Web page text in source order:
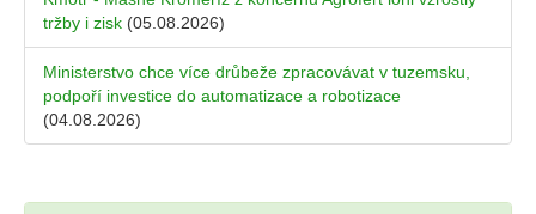
tržby i zisk (05.08.2026)
Ministerstvo chce více drůbeže zpracovávat v tuzemsku,
podpoří investice do automatizace a robotizace
(04.08.2026)